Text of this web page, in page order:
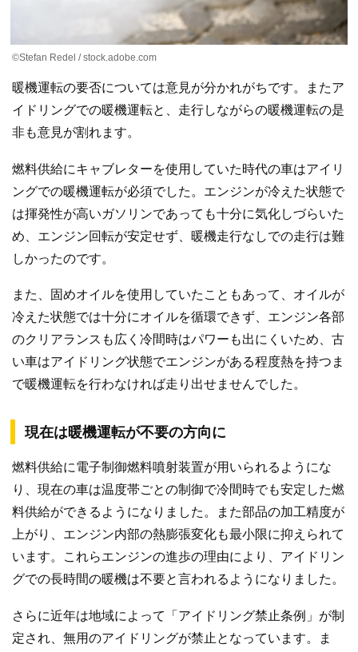
©Stefan Redel / stock.adobe.com
暖機運転の要否については意見が分かれがちです。またア
イドリングでの暖機運転と、走行しながらの暖機運転の是
非も意見が割れます。
燃料供給にキャブレターを使用していた時代の車はアイリ
ングでの暖機運転が必須でした。エンジンが冷えた状態で
は揮発性が高いガソリンであっても十分に気化しづらいた
め、エンジン回転が安定せず、暖機走行なしでの走行は難
しかったのです。
また、固めオイルを使用していたこともあって、オイルが
冷えた状態では十分にオイルを循環できず、エンジン各部
のクリアランスも広く冷間時はパワーも出にくいため、古
い車はアイドリング状態でエンジンがある程度熱を持つま
で暖機運転を行わなければ走り出せませんでした。
現在は暖機運転が不要の方向に
燃料供給に電子制御燃料噴射装置が用いられるようにな
り、現在の車は温度帯ごとの制御で冷間時でも安定した燃
料供給ができるようになりました。また部品の加工精度が
上がり、エンジン内部の熱膨張変化も最小限に抑えられて
います。これらエンジンの進歩の理由により、アイドリン
グでの長時間の暖機は不要と言われるようになりました。
さらに近年は地域によって「アイドリング禁止条例」が制
定され、無用のアイドリングが禁止となっています。ま